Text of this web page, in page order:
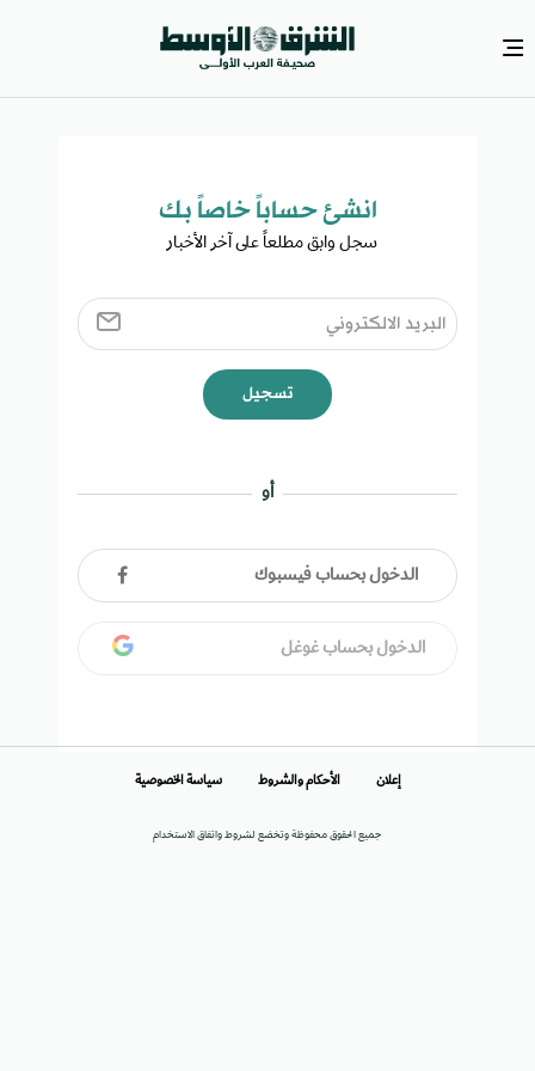
انشئ حساباً خاصاً بك​
سجل وابق مطلعاً على آخر الأخبار ​
تسجيل
أو
الدخول بحساب فيسبوك
الدخول بحساب غوغل
جميع الحقوق محفوظة وتخضع لشروط واتفاق الاستخدام
إعلان الأحكام والشروط سياسة الخصوصية